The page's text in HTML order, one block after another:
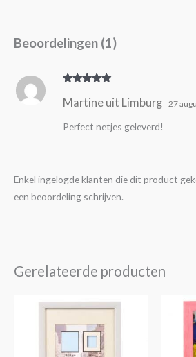
Beoordelingen (1)
d5uit 5
Martine uit Limburg 27
Perfect netjes geleverd!
Enkel ingelogde klanten die dit product
een beoordeling schrijven.
Gerelateerde producten
€4,25
€14,30